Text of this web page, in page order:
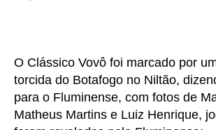
O Clássico Vovô foi marcado por
torcida do Botafogo no Niltão,
para o Fluminense, com fotos de
Matheus Martins e Luiz Henrique,